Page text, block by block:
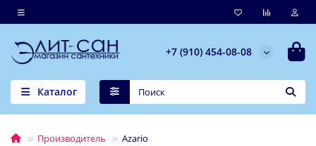
+7 (910) 454-08-08
Каталог
Производитель Azario